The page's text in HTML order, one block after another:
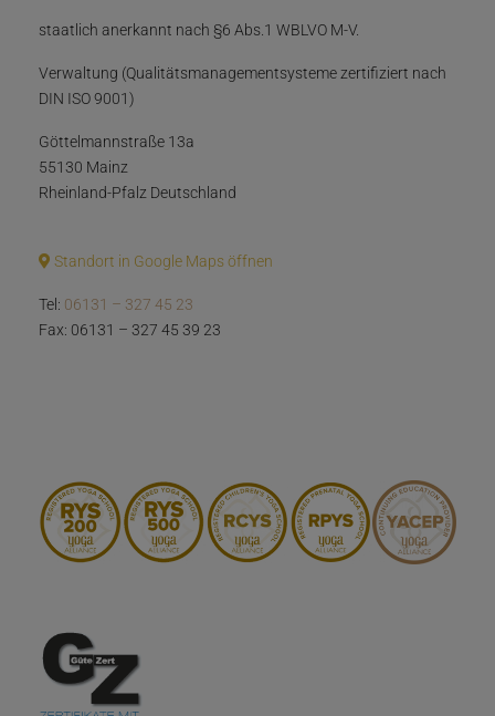
staatlich anerkannt nach §6 Abs.1 WBLVO M-V.
Verwaltung (Qualitätsmanagementsysteme zertifiziert nach
DIN ISO 9001)
Göttelmannstraße 13a
55130 Mainz
Rheinland-Pfalz Deutschland
Standort in Google Maps öffnen
Tel: 06131 – 327 45 23
Fax: 06131 – 327 45 39 23